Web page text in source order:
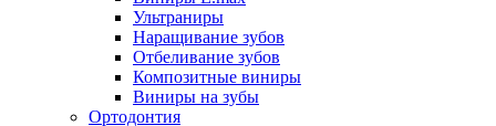
Ультраниры
Наращивание зубов
Отбеливание зубов
Композитные виниры
Виниры на зубы
Ортодонтия